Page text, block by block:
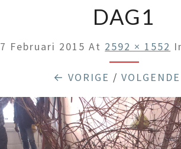
DAG1
7 Februari 2015 At 2592 × 1552
← VORIGE /